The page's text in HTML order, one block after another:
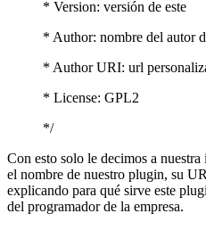
* Version: versión de este
* Author: nombre del autor
* Author URI: url
* License: GPL2
*/
Con esto solo le decimos a
el nombre de nuestro plugin, su
explicando para qué sirve este
del programador de la empresa.